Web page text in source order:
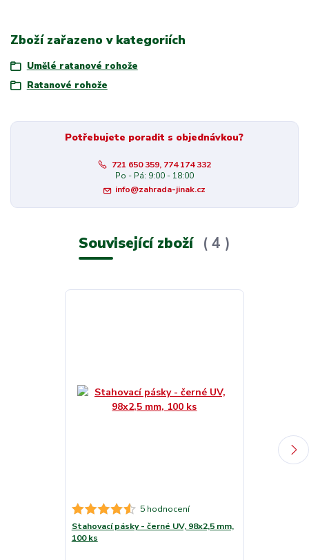
Zboží zařazeno v kategoriích
Umělé ratanové rohože
Ratanové rohože
Potřebujete poradit s objednávkou?
721 650 359, 774 174 332
Po - Pá: 9:00 - 18:00
info@zahrada-jinak.cz
Související zboží 4
5 hodnocení
Stahovací pásky - černé UV, 98x2,5 mm,
100 ks